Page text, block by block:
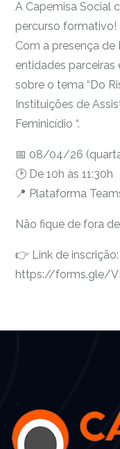
A Capemisa Social
percurso formativo!
Com a presença
entidades
sobre o tema “Do
Instituições de
Feminicídio “.
📅 08/04/26
🕑 De 10h às 11:30h
📍 Plataforma
Não fique de fora
👉 Link de inscrição:
https://forms.gle/